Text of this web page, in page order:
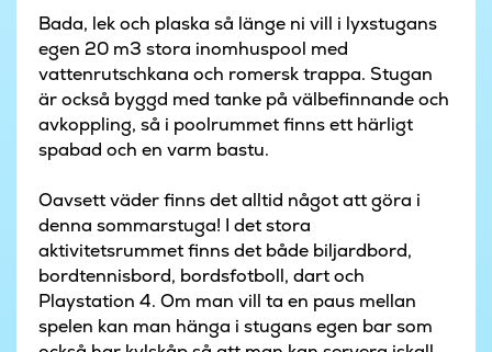
Bada, lek och plaska så länge ni vill i lyxstugans
egen 20 m3 stora inomhuspool med
vattenrutschkana och romersk trappa. Stugan
är också byggd med tanke på välbefinnande och
avkoppling, så i poolrummet finns ett härligt
spabad och en varm bastu.
Oavsett väder finns det alltid något att göra i
denna sommarstuga! I det stora
aktivitetsrummet finns det både biljardbord,
bordtennisbord, bordsfotboll, dart och
Playstation 4. Om man vill ta en paus mellan
spelen kan man hänga i stugans egen bar som